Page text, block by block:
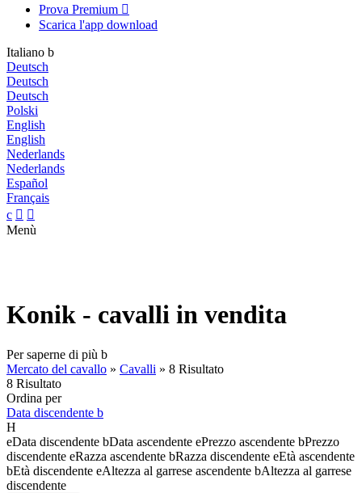
Prova Premium 
Scarica l'app download
Italiano b
Deutsch
Deutsch
Deutsch
Polski
English
English
Nederlands
Nederlands
Español
Français
c  
Menù
Konik - cavalli in vendita
Per saperne di più b
Mercato del cavallo » Cavalli » 8 Risultato
8 Risultato
Ordina per
Data discendente b
H
eData discendente bData ascendente ePrezzo ascendente bPrezzo
discendente eRazza ascendente bRazza discendente eEtà ascendente
bEtà discendente eAltezza al garrese ascendente bAltezza al garrese
discendente